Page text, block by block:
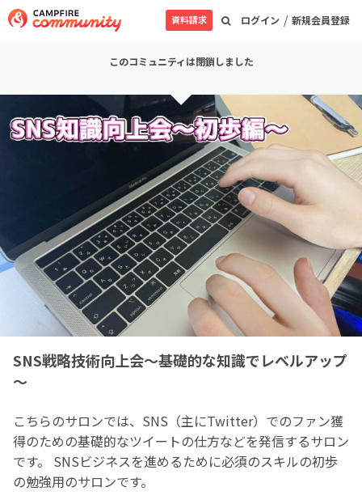
ログイン / 新規会員登録
資料請求
このコミュニティは閉鎖しました
SNS戦略技術向上会～基礎的な知識でレベルアップ
～
こちらのサロンでは、SNS（主にTwitter）でのファン獲
得のための基礎的なツイートの仕方などを発信するサロン
です。 SNSビジネスを進めるために必須のスキルの初歩
の勉強用のサロンです。